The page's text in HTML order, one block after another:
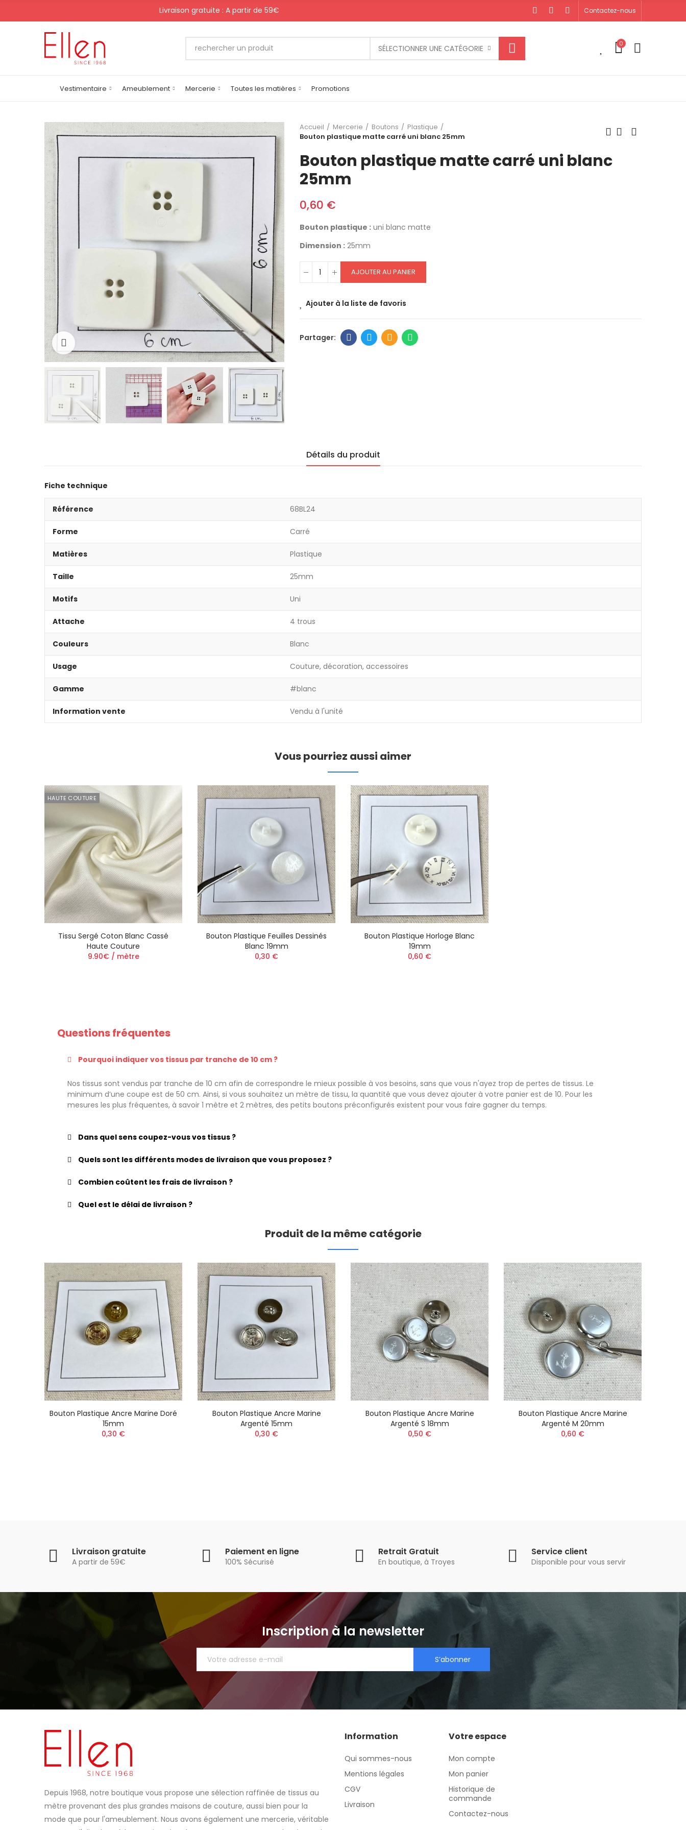
Livraison gratuite : A partir de 59€ Contactez-nous
SÉLECTIONNER UNE CATÉGORIE 0
Vestimentaire Ameublement Mercerie Toutes les matières Promotions
Cliquez pour agrandir
Accueil Mercerie Boutons
Plastique
Bouton plastique matte carré uni blanc 25mm
Bouton plastique matte carré uni blanc
25mm
0,60 €
Bouton plastique : uni blanc matte
Dimension : 25mm
AJOUTER AU PANIER
Ajouter à la liste de favoris
Détails du produit
Fiche technique
Référence 68BL24
Forme Carré
Matières Plastique
Taille 25mm
Motifs Uni
Attache 4 trous
Couleurs Blanc
Usage Couture, décoration, accessoires
Gamme #blanc
Information vente Vendu à l'unité
Vous pourriez aussi aimer
HAUTE COUTURE
Tissu Sergé Coton Blanc Cassé
Haute Couture
9.90€ / mètre
Bouton Plastique Feuilles Dessinés
Blanc 19mm
0,30 €
Bouton Plastique Horloge Blanc
19mm
0,60 €
Questions fréquentes
Pourquoi indiquer vos tissus par tranche de 10 cm ?
Nos tissus sont vendus par tranche de 10 cm afin de correspondre le mieux possible à vos besoins, sans que vous n'ayez trop de pertes de tissus. Le
minimum d’une coupe est de 50 cm. Ainsi, si vous souhaitez un mètre de tissu, la quantité que vous devez ajouter à votre panier est de 10. Pour les
mesures les plus fréquentes, à savoir 1 mètre et 2 mètres, des petits boutons préconfigurés existent pour vous faire gagner du temps.
Dans quel sens coupez-vous vos tissus ?
Quels sont les différents modes de livraison que vous proposez ?
Combien coûtent les frais de livraison ?
Quel est le délai de livraison ?
Produit de la même catégorie
Bouton Plastique Ancre Marine Doré
15mm
0,30 €
Bouton Plastique Ancre Marine
Argenté 15mm
0,30 €
Bouton Plastique Ancre Marine
Argenté S 18mm
0,50 €
Bouton Plastique Ancre Marine
Argenté M 20mm
0,60 €
Livraison gratuite
A partir de 59€
Paiement en ligne
100% Sécurisé
Retrait Gratuit
En boutique, à Troyes
Service client
Disponible pour vous servir
Inscription à la newsletter
S’abonner
Depuis 1968, notre boutique vous propose une sélection raffinée de tissus au
mètre provenant des plus grandes maisons de couture, aussi bien pour la
mode que pour l'ameublement. Nous avons également une mercerie, véritable
Information
Qui sommes-nous
Mentions légales
CGV
Livraison
Votre espace
Mon compte
Mon panier
Historique de
commande
Contactez-nous